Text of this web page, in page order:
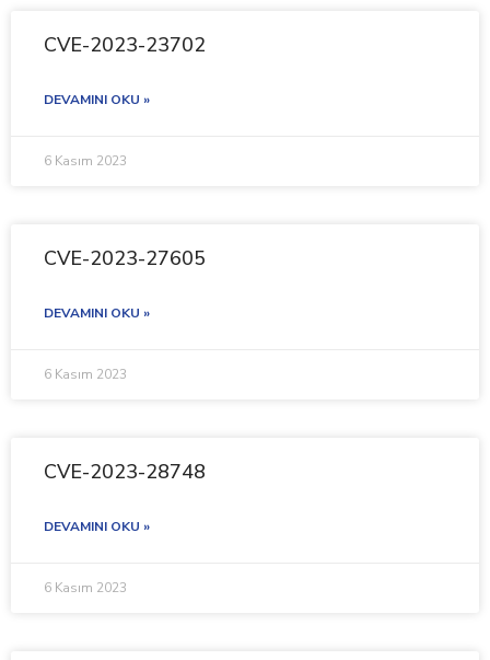
CVE-2023-23702
DEVAMINI OKU »
6 Kasım 2023
CVE-2023-27605
DEVAMINI OKU »
6 Kasım 2023
CVE-2023-28748
DEVAMINI OKU »
6 Kasım 2023